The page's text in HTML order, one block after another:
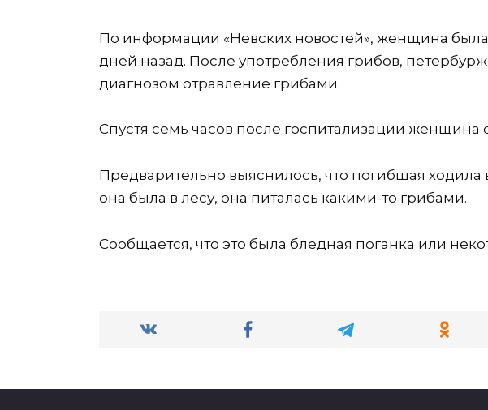
По информации «Невских новостей», женщина была
дней назад. После употребления грибов,
диагнозом отравление грибами.
Спустя семь часов после госпитализации женщина
Предварительно выяснилось, что погибшая ходила
она была в лесу, она питалась какими-то грибами.
Сообщается, что это была бледная поганка или